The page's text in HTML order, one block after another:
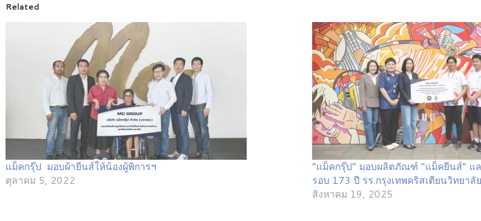
Related
แม็คกรุ๊ป มอบผ้ายีนส์ให้น้องผู้พิการฯ
ตุลาคม 5, 2022
“แม็คกรุ๊ป” มอบผลิตภัณฑ์ “แม็คยีนส์” แ
รอบ 173 ปี รร.กรุงเทพคริสเตียนวิทยาลั
สิงหาคม 19, 2025